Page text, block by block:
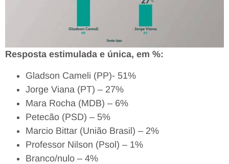
Resposta estimulada e única, em %:
Gladson Cameli (PP)- 51%
Jorge Viana (PT) – 27%
Mara Rocha (MDB) – 6%
Petecão (PSD) – 5%
Marcio Bittar (União Brasil) – 2%
Professor Nilson (Psol) – 1%
Branco/nulo – 4%